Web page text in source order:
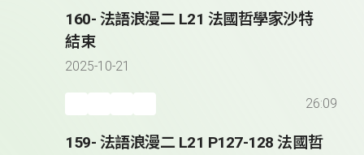
160- 法語浪漫二 L21 法國哲學家沙特
結束
2025-10-21
26:09
159- 法語浪漫二 L21 P127-128 法國哲